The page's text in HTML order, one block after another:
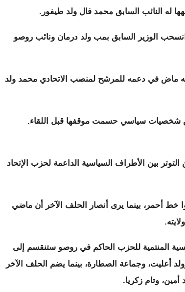
له النائب السابق محمد فال ولد طيفور.
الوزير السابق بمب ولد درمان ونائب روصو
ماض في دعمه للمرشح لمنصب الاتحادي محمد ولد
من شخصيات سياسي حسمت موقفها قبل اللقاء.
بين الأطراف السياسية الداعمة لحزب الإتحاد
خط أحمر، بينما يرى أنصار الحلف الآخر أن ماضي
المنتمية للحزب الحاكم في روصو ستنقسم إلى
أعليت، وجماعة الصطارة، بينما يضم الحلف الآخر
وتام زكريا.